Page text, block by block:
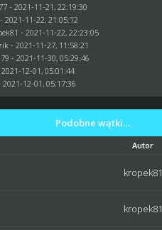
- 2021-11-21, 22:19:30
- 2021-11-22, 21:05:12
- 2021-11-22, 22:23:05
- 2021-11-27, 11:58:21
- 2021-11-30, 05:29:46
12-01, 05:01:44
2021-12-01, 05:17:36
Podobne wątki…
Autor
kropek81
kropek81